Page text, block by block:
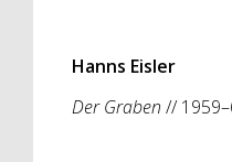
Hanns Eisler
Der Graben //